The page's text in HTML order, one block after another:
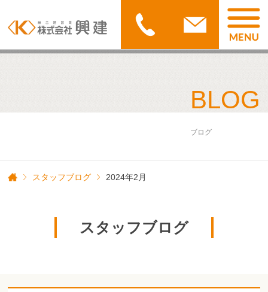
BLOG
ブログ
スタッフブログ 2024年2月
スタッフブログ